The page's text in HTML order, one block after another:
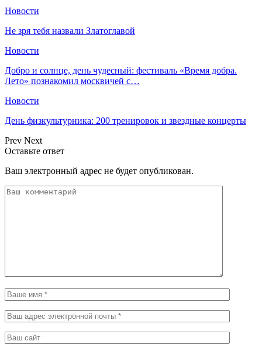
Новости
Не зря тебя назвали Златоглавой
Новости
Добро и солнце, день чудесный: фестиваль «Время добра.
Лето» познакомил москвичей с…
Новости
День физкультурника: 200 тренировок и звездные концерты
Prev Next
Оставьте ответ
Ваш электронный адрес не будет опубликован.